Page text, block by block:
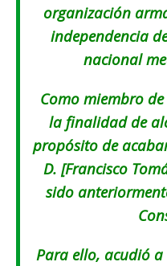
organización
independencia
nacional
Como miembro
la finalidad de
propósito de
D. [Francisco
sido
Para ello, acudió a